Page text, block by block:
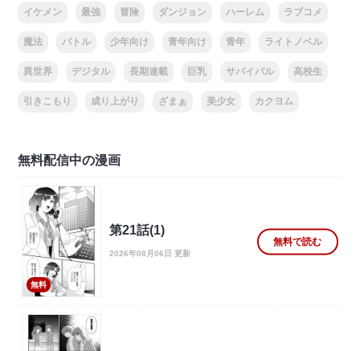
イケメン 最強 冒険 ダンジョン ハーレム ラブコメ
魔法 バトル 少年向け 青年向け 青年 ライトノベル
異世界 デジタル 長期連載 巨乳 サバイバル 高校生
引きこもり 成り上がり ざまぁ 美少女 カクヨム
無料配信中の漫画
無料
第21話(1)
2026年08月06日 更新
無料で読む